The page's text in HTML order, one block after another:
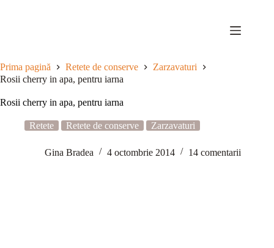
Prima pagină Retete de conserve
Zarzavaturi
Rosii cherry in apa, pentru iarna
Rosii cherry in apa, pentru iarna
Retete Retete de conserve Zarzavaturi
Gina Bradea 4 octombrie 2014 14 comentarii